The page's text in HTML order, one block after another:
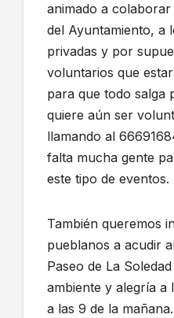
animado a
del Ayuntamiento, a
privadas y por
voluntarios que
para que todo salga
quiere aún ser
llamando al
falta mucha gente
este tipo de eventos.
También queremos
pueblanos a acudir
Paseo de La
ambiente y alegría a
a las 9 de la